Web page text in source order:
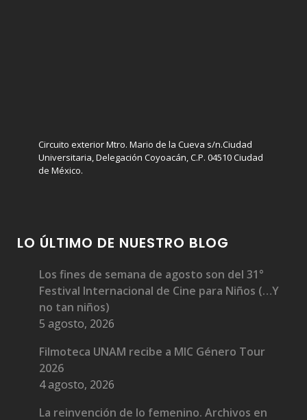
Circuito exterior Mtro. Mario de la Cueva s/n.Ciudad
Universitaria, Delegación Coyoacán, C.P. 04510 Ciudad
de México.
LO ÚLTIMO DE NUESTRO BLOG
Los fines de semana de agosto son del 31°
Festival Internacional de Cine para Niños (…Y
no tan niños)
5 agosto, 2026
Filmoteca UNAM recibe a MIC Género Tour
2026
4 agosto, 2026
La reinvención de lo femenino. Archivos en